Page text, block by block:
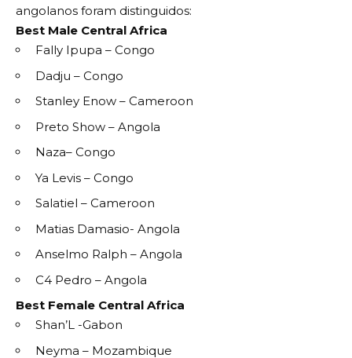
angolanos foram distinguidos:
Best Male Central Africa
Fally Ipupa – Congo
Dadju – Congo
Stanley Enow – Cameroon
Preto Show – Angola
Naza– Congo
Ya Levis – Congo
Salatiel – Cameroon
Matias Damasio- Angola
Anselmo Ralph – Angola
C4 Pedro – Angola
Best Female Central Africa
Shan’L -Gabon
Neyma – Mozambique